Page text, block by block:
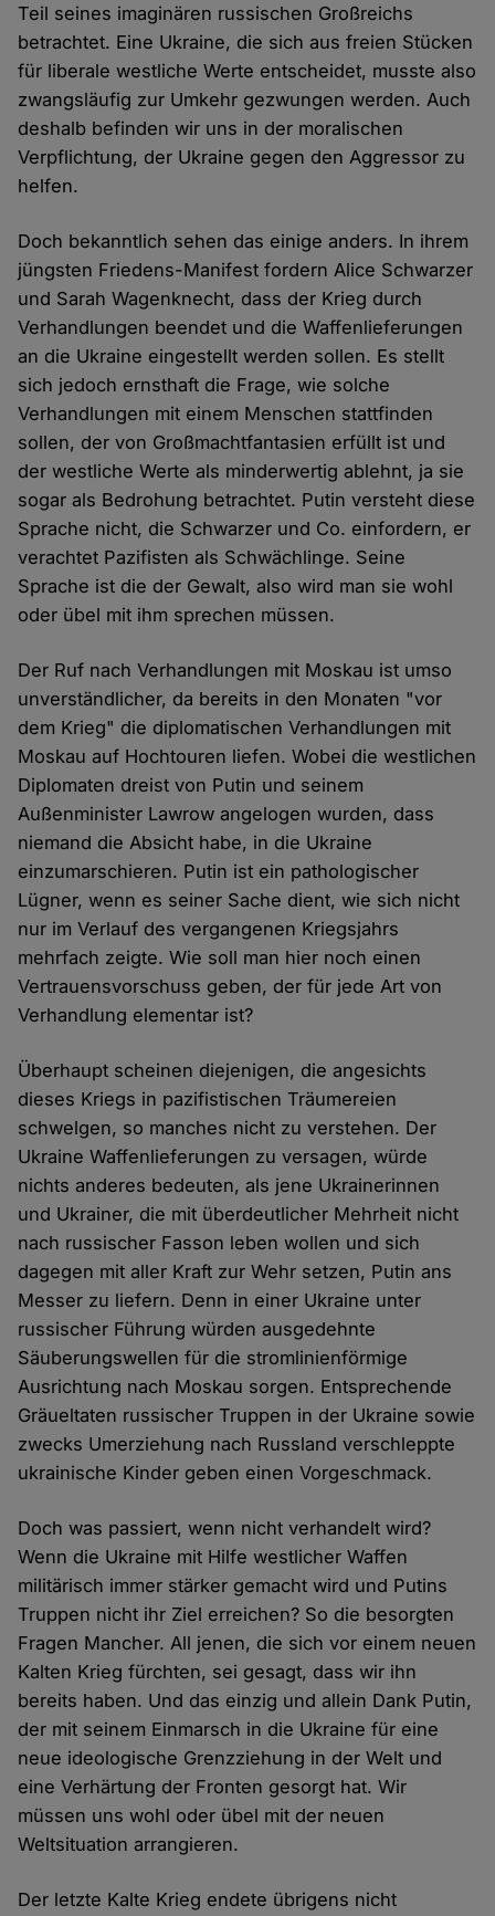
Teil seines imaginären russischen Großreichs
betrachtet. Eine Ukraine, die sich aus freien Stücken
für liberale westliche Werte entscheidet, musste also
zwangsläufig zur Umkehr gezwungen werden. Auch
deshalb befinden wir uns in der moralischen
Verpflichtung, der Ukraine gegen den Aggressor zu
helfen.
Doch bekanntlich sehen das einige anders. In ihrem
jüngsten Friedens-Manifest fordern Alice Schwarzer
und Sarah Wagenknecht, dass der Krieg durch
Verhandlungen beendet und die Waffenlieferungen
an die Ukraine eingestellt werden sollen. Es stellt
sich jedoch ernsthaft die Frage, wie solche
Verhandlungen mit einem Menschen stattfinden
sollen, der von Großmachtfantasien erfüllt ist und
der westliche Werte als minderwertig ablehnt, ja sie
sogar als Bedrohung betrachtet. Putin versteht diese
Sprache nicht, die Schwarzer und Co. einfordern, er
verachtet Pazifisten als Schwächlinge. Seine
Sprache ist die der Gewalt, also wird man sie wohl
oder übel mit ihm sprechen müssen.
Der Ruf nach Verhandlungen mit Moskau ist umso
unverständlicher, da bereits in den Monaten "vor
dem Krieg" die diplomatischen Verhandlungen mit
Moskau auf Hochtouren liefen. Wobei die westlichen
Diplomaten dreist von Putin und seinem
Außenminister Lawrow angelogen wurden, dass
niemand die Absicht habe, in die Ukraine
einzumarschieren. Putin ist ein pathologischer
Lügner, wenn es seiner Sache dient, wie sich nicht
nur im Verlauf des vergangenen Kriegsjahrs
mehrfach zeigte. Wie soll man hier noch einen
Vertrauensvorschuss geben, der für jede Art von
Verhandlung elementar ist?
Überhaupt scheinen diejenigen, die angesichts
dieses Kriegs in pazifistischen Träumereien
schwelgen, so manches nicht zu verstehen. Der
Ukraine Waffenlieferungen zu versagen, würde
nichts anderes bedeuten, als jene Ukrainerinnen
und Ukrainer, die mit überdeutlicher Mehrheit nicht
nach russischer Fasson leben wollen und sich
dagegen mit aller Kraft zur Wehr setzen, Putin ans
Messer zu liefern. Denn in einer Ukraine unter
russischer Führung würden ausgedehnte
Säuberungswellen für die stromlinienförmige
Ausrichtung nach Moskau sorgen. Entsprechende
Gräueltaten russischer Truppen in der Ukraine sowie
zwecks Umerziehung nach Russland verschleppte
ukrainische Kinder geben einen Vorgeschmack.
Doch was passiert, wenn nicht verhandelt wird?
Wenn die Ukraine mit Hilfe westlicher Waffen
militärisch immer stärker gemacht wird und Putins
Truppen nicht ihr Ziel erreichen? So die besorgten
Fragen Mancher. All jenen, die sich vor einem neuen
Kalten Krieg fürchten, sei gesagt, dass wir ihn
bereits haben. Und das einzig und allein Dank Putin,
der mit seinem Einmarsch in die Ukraine für eine
neue ideologische Grenzziehung in der Welt und
eine Verhärtung der Fronten gesorgt hat. Wir
müssen uns wohl oder übel mit der neuen
Weltsituation arrangieren.
Der letzte Kalte Krieg endete übrigens nicht